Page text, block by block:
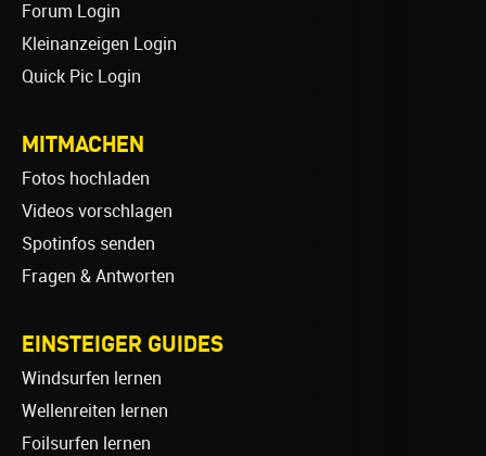
Forum Login
Kleinanzeigen Login
Quick Pic Login
MITMACHEN
Fotos hochladen
Videos vorschlagen
Spotinfos senden
Fragen & Antworten
EINSTEIGER GUIDES
Windsurfen lernen
Wellenreiten lernen
Foilsurfen lernen